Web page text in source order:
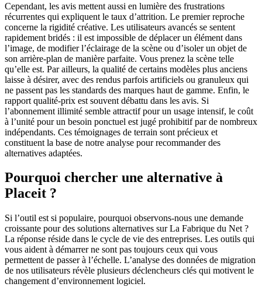
Cependant, les avis mettent aussi en lumière des frustrations
récurrentes qui expliquent le taux d’attrition. Le premier reproche
concerne la rigidité créative. Les utilisateurs avancés se sentent
rapidement bridés : il est impossible de déplacer un élément dans
l’image, de modifier l’éclairage de la scène ou d’isoler un objet de
son arrière-plan de manière parfaite. Vous prenez la scène telle
qu’elle est. Par ailleurs, la qualité de certains modèles plus anciens
laisse à désirer, avec des rendus parfois artificiels ou granuleux qui
ne passent pas les standards des marques haut de gamme. Enfin, le
rapport qualité-prix est souvent débattu dans les avis. Si
l’abonnement illimité semble attractif pour un usage intensif, le coût
à l’unité pour un besoin ponctuel est jugé prohibitif par de nombreux
indépendants. Ces témoignages de terrain sont précieux et
constituent la base de notre analyse pour recommander des
alternatives adaptées.
Pourquoi chercher une alternative à
Placeit ?
Si l’outil est si populaire, pourquoi observons-nous une demande
croissante pour des solutions alternatives sur La Fabrique du Net ?
La réponse réside dans le cycle de vie des entreprises. Les outils qui
vous aident à démarrer ne sont pas toujours ceux qui vous
permettent de passer à l’échelle. L’analyse des données de migration
de nos utilisateurs révèle plusieurs déclencheurs clés qui motivent le
changement d’environnement logiciel.